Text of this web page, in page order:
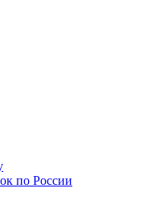
по России